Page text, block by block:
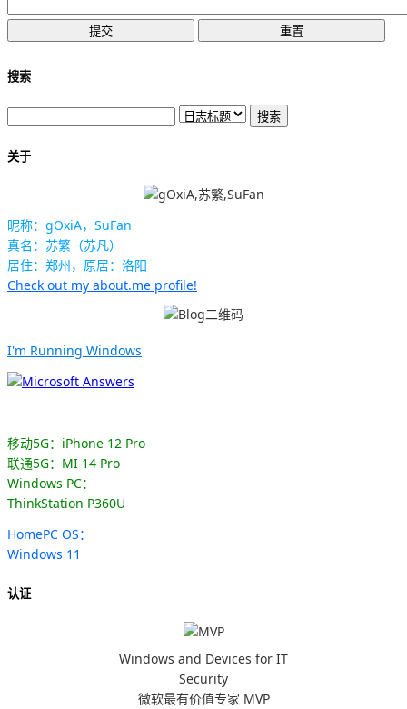
搜索
关于
昵称：gOxiA，SuFan
真名：苏繁（苏凡）
居住：郑州，原居：洛阳
Check out my about.me profile!
I'm Running Windows
移动5G：iPhone 12 Pro
联通5G：MI 14 Pro
Windows PC：
ThinkStation P360U
HomePC OS：
Windows 11
认证
Windows and Devices for IT
Security
微软最有价值专家 MVP